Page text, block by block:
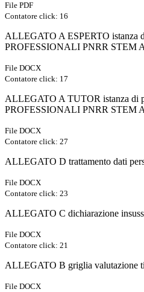
File PDF
Contatore click: 16
ALLEGATO A ESPERTO istanza
PROFESSIONALI PNRR STEM
File DOCX
Contatore click: 17
ALLEGATO A TUTOR istanza di
PROFESSIONALI PNRR STEM
File DOCX
Contatore click: 27
ALLEGATO D trattamento dati
File DOCX
Contatore click: 23
ALLEGATO C dichiarazione
File DOCX
Contatore click: 21
ALLEGATO B griglia valutazione
File DOCX